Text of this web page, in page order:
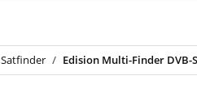
Satfinder Edision Multi-Finder DVB-